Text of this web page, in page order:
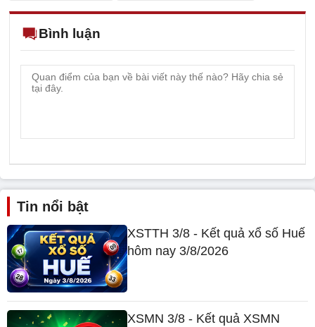
Bình luận
Tin nổi bật
XSTTH 3/8 - Kết quả xổ số Huế
hôm nay 3/8/2026
XSMN 3/8 - Kết quả XSMN